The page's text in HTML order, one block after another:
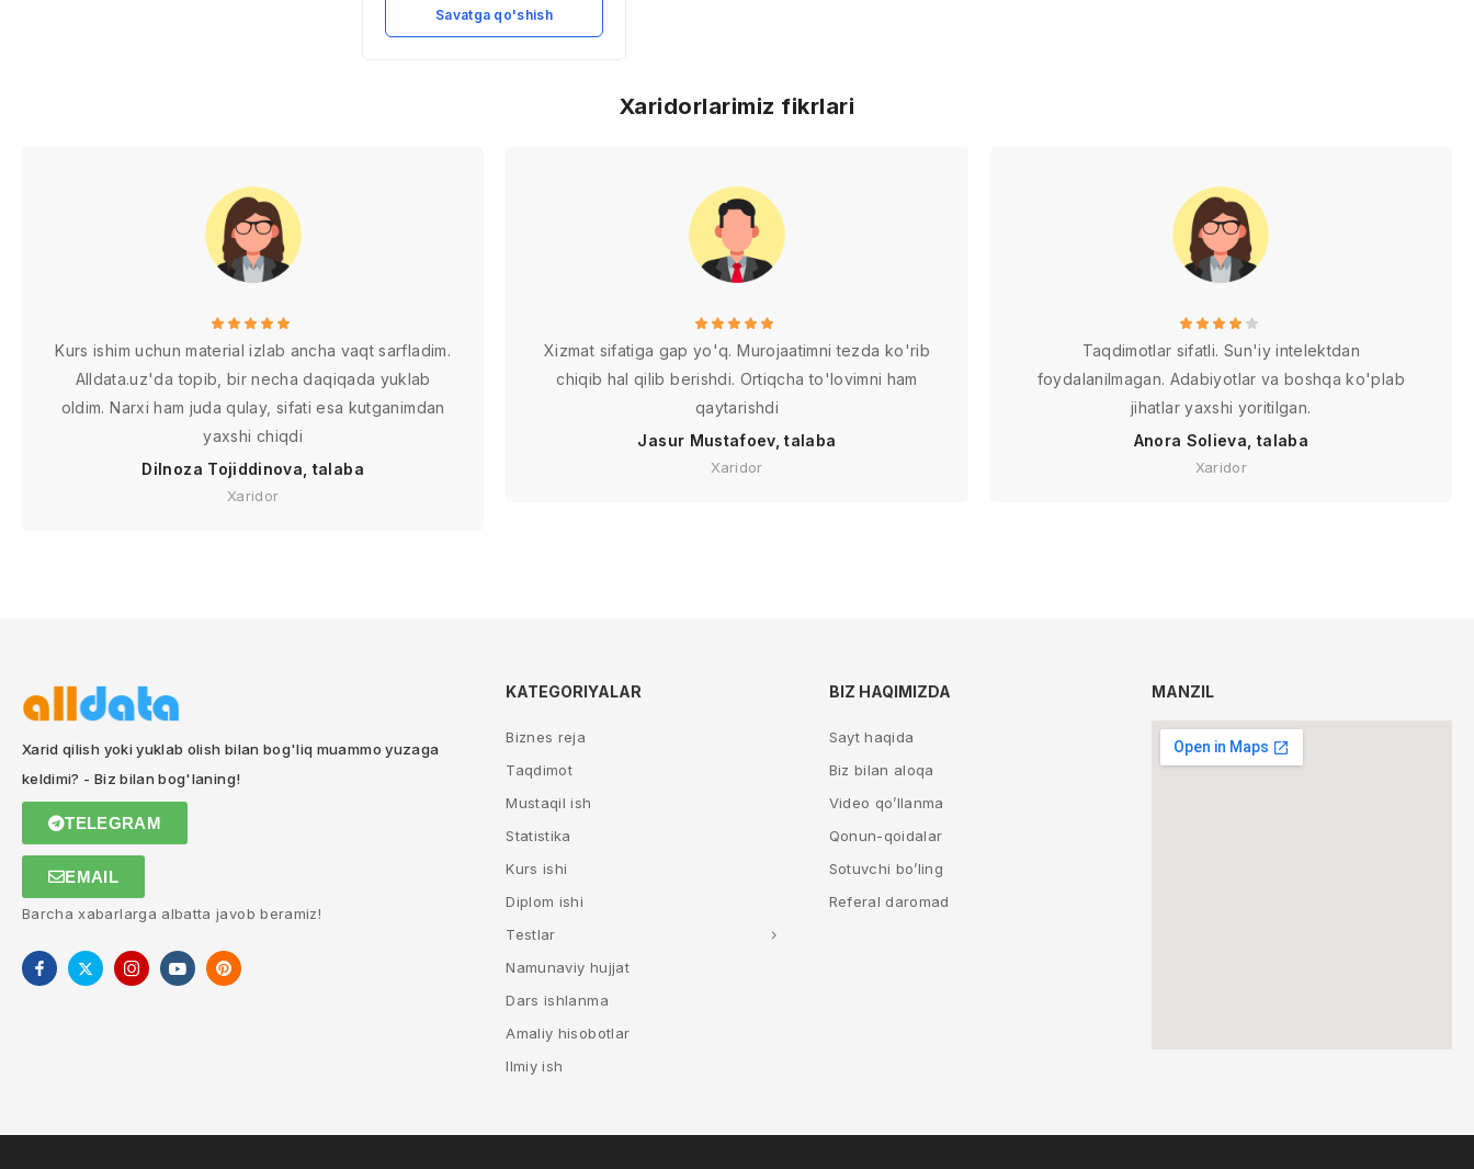
Savatga qo'shish
Xaridorlarimiz fikrlari
Kurs ishim uchun material izlab ancha vaqt sarfladim.
Alldata.uz'da topib, bir necha daqiqada yuklab
oldim. Narxi ham juda qulay, sifati esa kutganimdan
yaxshi chiqdi
Dilnoza Tojiddinova, talaba
Xaridor
Xizmat sifatiga gap yo'q. Murojaatimni tezda ko'rib
chiqib hal qilib berishdi. Ortiqcha to'lovimni ham
qaytarishdi
Jasur Mustafoev, talaba
Xaridor
Taqdimotlar sifatli. Sun'iy intelektdan
foydalanilmagan. Adabiyotlar va boshqa ko'plab
jihatlar yaxshi yoritilgan.
Anora Solieva, talaba
Xaridor
Xarid qilish yoki yuklab olish bilan bog'liq muammo yuzaga
keldimi? - Biz bilan bog'laning!
TELEGRAM
EMAIL
Barcha xabarlarga albatta javob beramiz!
KATEGORIYALAR
Biznes reja
Taqdimot
Mustaqil ish
Statistika
Kurs ishi
Diplom ishi
Testlar
Namunaviy hujjat
Dars ishlanma
Amaliy hisobotlar
Ilmiy ish
BIZ HAQIMIZDA
Sayt haqida
Biz bilan aloqa
Video qo’llanma
Qonun-qoidalar
Sotuvchi bo’ling
Referal daromad
MANZIL